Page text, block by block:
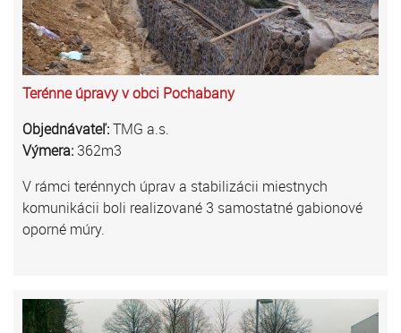
Terénne úpravy v obci Pochabany
Objednávateľ:TMG a.s.
Výmera: 362m3
V rámci terénnych úprav a stabilizácii miestnych
komunikácii boli realizované 3 samostatné gabionové
oporné múry.